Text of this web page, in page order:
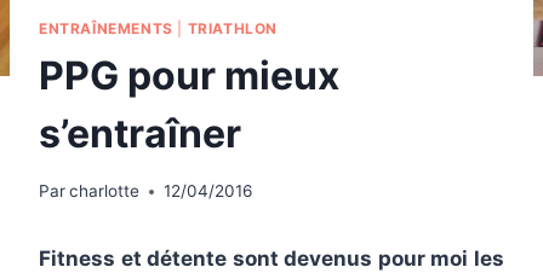
ENTRAÎNEMENTS TRIATHLON
PPG pour mieux
s’entraîner
Parcharlotte 12/04/2016
Fitness et détente sont devenus pour moi les